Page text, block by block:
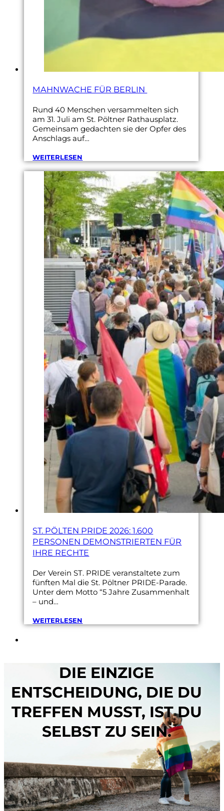
MAHNWACHE FÜR BERLIN
Rund 40 Menschen versammelten sich
am 31. Juli am St. Pöltner Rathausplatz.
Gemeinsam gedachten sie der Opfer des
Anschlags auf…
WEITERLESEN
ST. PÖLTEN PRIDE 2026: 1.600
PERSONEN DEMONSTRIERTEN FÜR
IHRE RECHTE
Der Verein ST. PRIDE veranstaltete zum
fünften Mal die St. Pöltner PRIDE-Parade.
Unter dem Motto “5 Jahre Zusammenhalt
– und…
WEITERLESEN
DIE EINZIGE
ENTSCHEIDUNG, DIE DU
TREFFEN MUSST, IST DU
SELBST ZU SEIN.